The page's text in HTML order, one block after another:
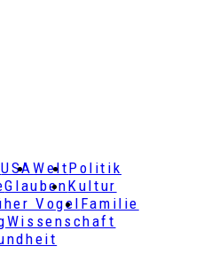
USAWeltPolitik
GlaubenKultur
VogelFamilie
Wissenschaft